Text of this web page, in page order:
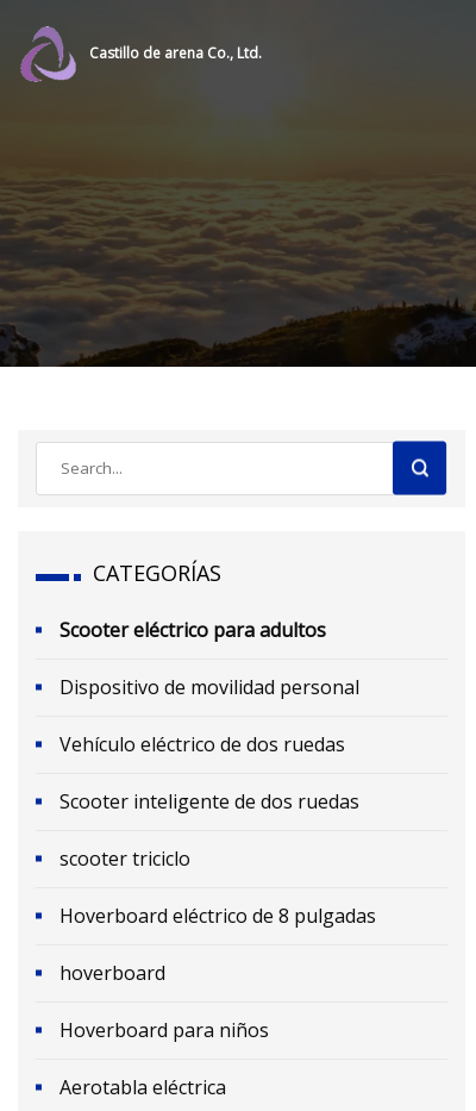
Castillo de arena Co., Ltd.
CATEGORÍAS
Scooter eléctrico para adultos
Dispositivo de movilidad personal
Vehículo eléctrico de dos ruedas
Scooter inteligente de dos ruedas
scooter triciclo
Hoverboard eléctrico de 8 pulgadas
hoverboard
Hoverboard para niños
Aerotabla eléctrica